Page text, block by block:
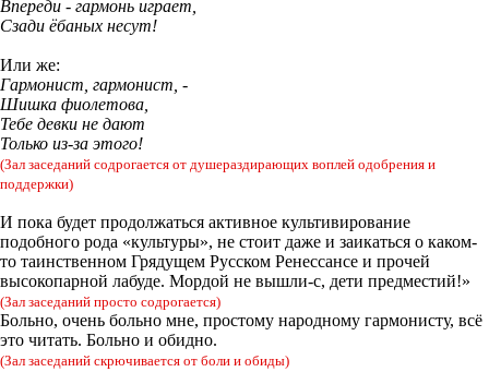
Впереди - гармонь играет,
Сзади ёбаных несут!
Или же:
Гармонист, гармонист, -
Шишка фиолетова,
Тебе девки не дают
Только из-за этого!
(Зал заседаний содрогается от душераздирающих воплей одобрения и
поддержки)
И пока будет продолжаться активное культивирование
подобного рода «культуры», не стоит даже и заикаться о каком-
то таинственном Грядущем Русском Ренессансе и прочей
высокопарной лабуде. Мордой не вышли-с, дети предместий!»
(Зал заседаний просто содрогается)
Больно, очень больно мне, простому народному гармонисту, всё
это читать. Больно и обидно.
(Зал заседаний скрючивается от боли и обиды)